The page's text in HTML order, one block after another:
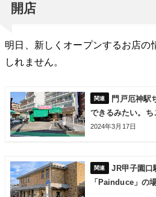
開店
明日、新しくオープンするお店の
しれません。
門戸厄神駅
できるみたい。
2024年3月17日
JR甲子園口
「Painduce」の